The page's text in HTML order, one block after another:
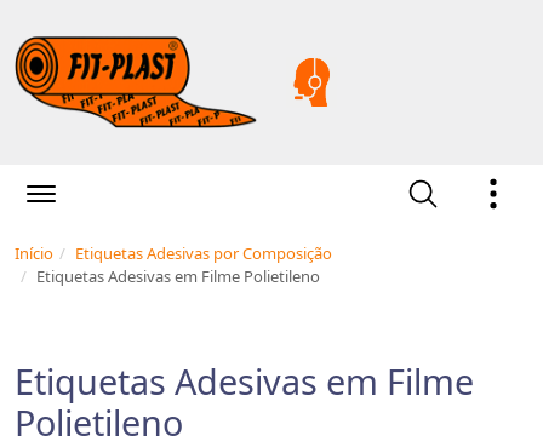
Início
Etiquetas Adesivas por Composição
Etiquetas Adesivas em Filme Polietileno
Etiquetas Adesivas em Filme
Polietileno